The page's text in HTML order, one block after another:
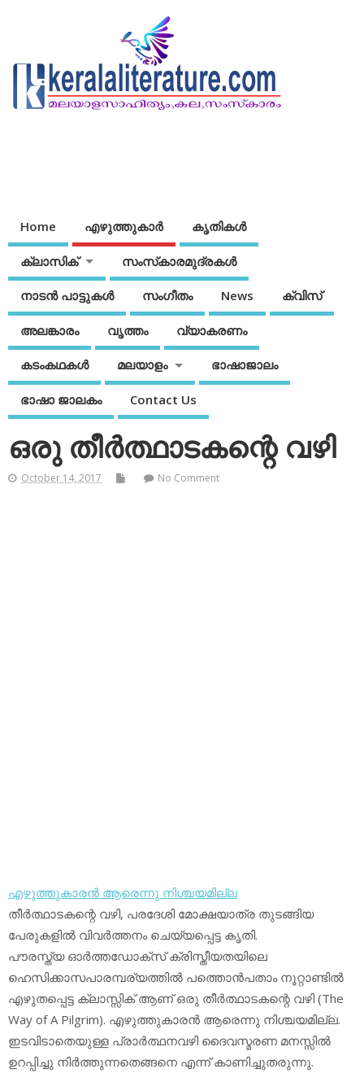
Home എഴുത്തുകാര്‍ കൃതികൾ
ക്ലാസിക് സംസ്‌കാരമുദ്രകള്‍
നാടന്‍ പാട്ടുകള്‍ സംഗീതം News ക്വിസ്
അലങ്കാരം വൃത്തം വ്യാകരണം
കടംകഥകള്‍ മലയാളം ഭാഷാജാലം
ഭാഷാ ജാലകം Contact Us
ഒരു തീര്‍ത്ഥാടകന്റെ വഴി
October 14, 2017 No Comment
എഴുത്തുകാരന്‍ ആരെന്നു നിശ്ചയമില്ല
തീര്‍ത്ഥാടകന്റെ വഴി, പരദേശി മോക്ഷയാത്ര തുടങ്ങിയ
പേരുകളില്‍ വിവര്‍ത്തനം ചെയ്യപ്പെട്ട കൃതി.
പൗരസ്ത്യ ഓര്‍ത്തഡോക്‌സ് ക്രിസ്തീയതയിലെ
ഹെസിക്കാസപാരമ്പര്യത്തില്‍ പത്തൊന്‍പതാം നൂറ്റാണ്ടില്‍
എഴുതപ്പെട്ട ക്ലാസ്സിക് ആണ് ഒരു തീര്‍ത്ഥാടകന്റെ വഴി (The
Way of A Pilgrim). എഴുത്തുകാരന്‍ ആരെന്നു നിശ്ചയമില്ല.
ഇടവിടാതെയുള്ള പ്രാര്‍ത്ഥനവഴി ദൈവസ്മരണ മനസ്സില്‍
ഉറപ്പിച്ചു നിര്‍ത്തുന്നതെങ്ങനെ എന്ന് കാണിച്ചുതരുന്നു.